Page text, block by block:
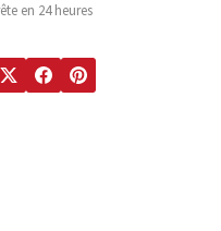
en 24 heures